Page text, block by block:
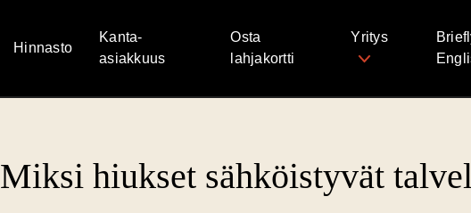
Hinnasto
Kanta-
asiakkuus
Osta
lahjakortti
Yritys
Miksi hiukset sähköistyvät